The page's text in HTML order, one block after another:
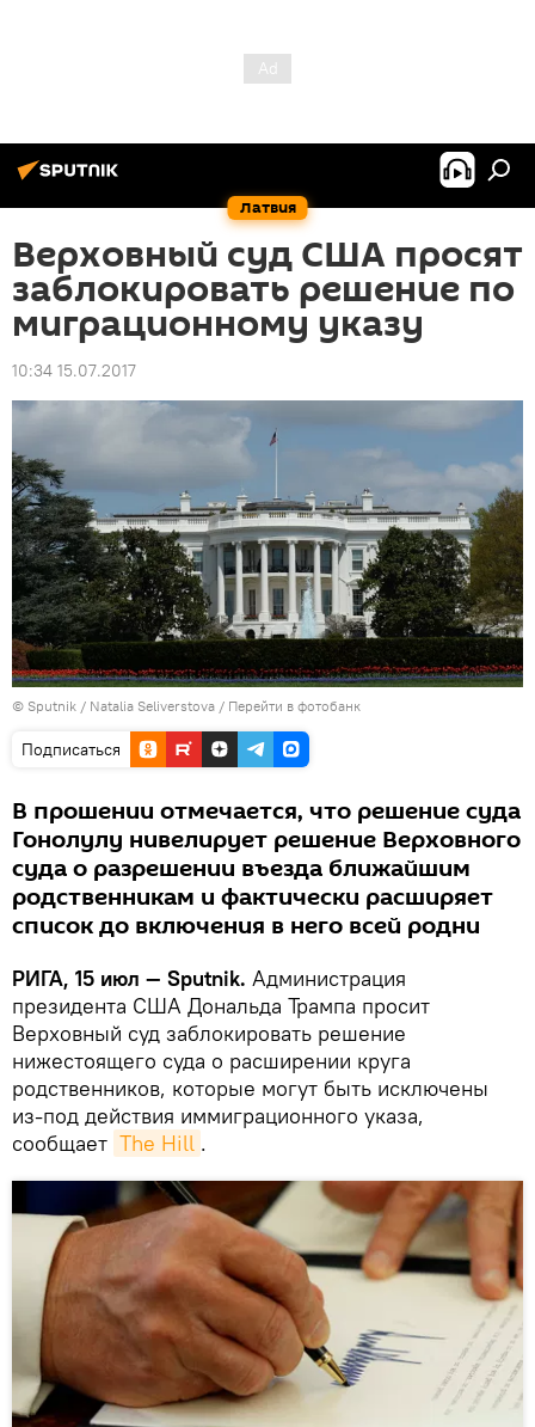
Латвия
Верховный суд США просят
заблокировать решение по
миграционному указу
10:34 15.07.2017
© Sputnik / Natalia Seliverstova / Перейти в фотобанк
Подписаться
В прошении отмечается, что решение суда
Гонолулу нивелирует решение Верховного
суда о разрешении въезда ближайшим
родственникам и фактически расширяет
список до включения в него всей родни
РИГА, 15 июл — Sputnik. Администрация
президента США Дональда Трампа просит
Верховный суд заблокировать решение
нижестоящего суда о расширении круга
родственников, которые могут быть исключены
из-под действия иммиграционного указа,
сообщает The Hill .